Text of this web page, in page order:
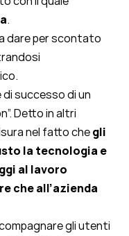
.
dare per scontato
successo di un
Detto in altri
nel fatto chegli
la tecnologia e
al lavoro
che all’azienda
gli utenti